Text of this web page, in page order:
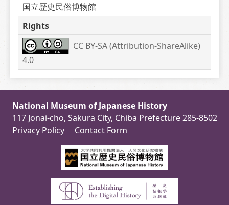
国立歴史民俗博物館
Rights
CC BY-SA (Attribution-ShareAlike)
4.0
National Museum of Japanese History
117 Jonai-cho, Sakura City, Chiba Prefecture 285-8502
Privacy Policy
Contact Form